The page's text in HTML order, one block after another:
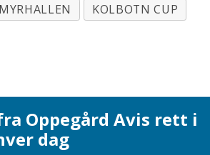
KOLBOTN CUP
Oppegård Avis rett i
dag